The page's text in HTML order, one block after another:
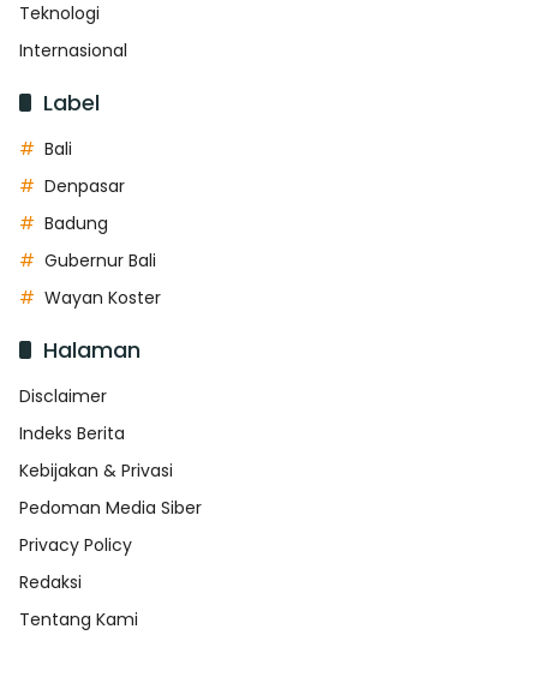
Teknologi
Internasional
Label
Bali
Denpasar
Badung
Gubernur Bali
Wayan Koster
Halaman
Disclaimer
Indeks Berita
Kebijakan & Privasi
Pedoman Media Siber
Privacy Policy
Redaksi
Tentang Kami